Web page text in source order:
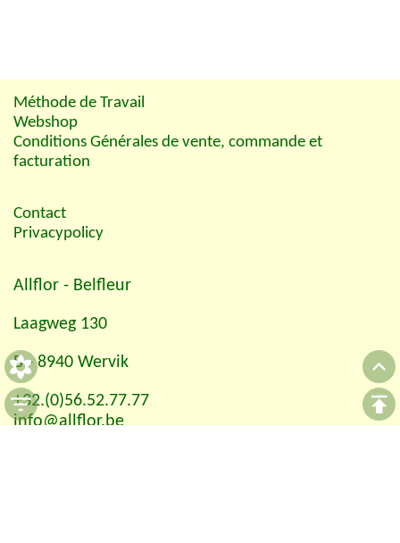
Méthode de Travail
Webshop
Conditions Générales de vente, commande et
facturation
Contact
Privacypolicy
Allflor - Belfleur
Laagweg 130
B - 8940 Wervik
+32.(0)56.52.77.77
info@allflor.be